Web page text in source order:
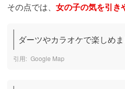
その点では、 女の子の気を引き
ダーツやカラオケで楽しめま
Google Map